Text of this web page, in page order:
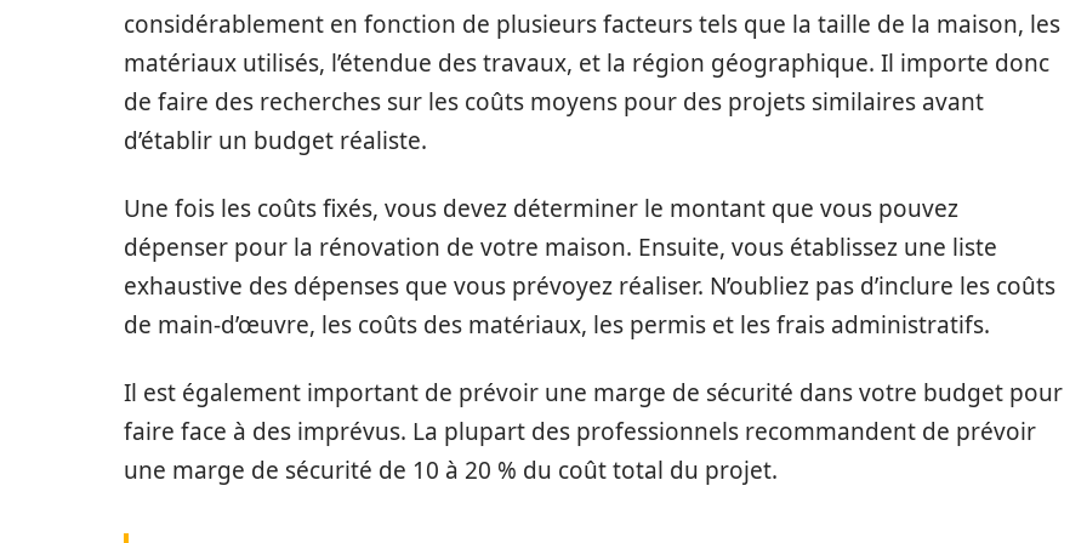
considérablement en fonction de plusieurs facteurs tels que la taille de la maison, les
matériaux utilisés, l’étendue des travaux, et la région géographique. Il importe donc
de faire des recherches sur les coûts moyens pour des projets similaires avant
d’établir un budget réaliste.
Une fois les coûts fixés, vous devez déterminer le montant que vous pouvez
dépenser pour la rénovation de votre maison. Ensuite, vous établissez une liste
exhaustive des dépenses que vous prévoyez réaliser. N’oubliez pas d’inclure les coûts
de main-d’œuvre, les coûts des matériaux, les permis et les frais administratifs.
Il est également important de prévoir une marge de sécurité dans votre budget pour
faire face à des imprévus. La plupart des professionnels recommandent de prévoir
une marge de sécurité de 10 à 20 % du coût total du projet.